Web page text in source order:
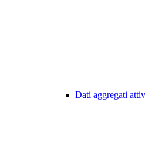
Dati aggregati